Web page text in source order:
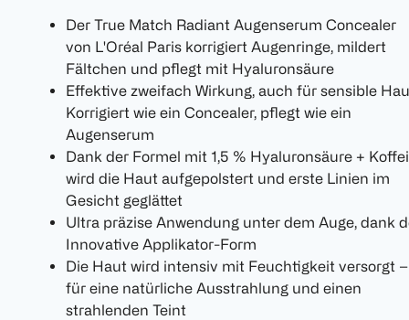
Der True Match Radiant Augenserum Concealer
von L'Oréal Paris korrigiert Augenringe, mildert
Fältchen und pflegt mit Hyaluronsäure
Effektive zweifach Wirkung, auch für sensible
Korrigiert wie ein Concealer, pflegt wie ein
Augenserum
Dank der Formel mit 1,5 % Hyaluronsäure +
wird die Haut aufgepolstert und erste Linien im
Gesicht geglättet
Ultra präzise Anwendung unter dem Auge, dank
Innovative Applikator-Form
Die Haut wird intensiv mit Feuchtigkeit versorgt –
für eine natürliche Ausstrahlung und einen
strahlenden Teint